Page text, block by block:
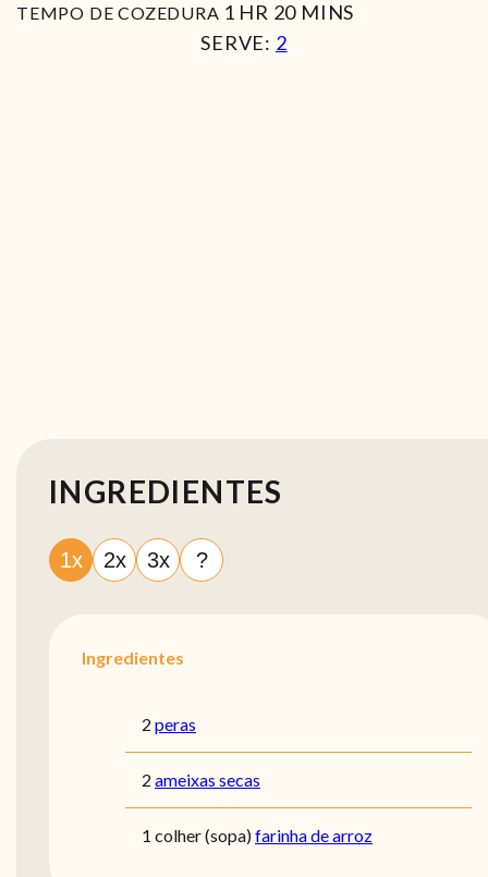
TEMPO DE COZEDURA 1 HORA
HR 20MIN
MINS
SERVE: 2
INGREDIENTES
1x 2x 3x ?
Ingredientes
2 peras
2 ameixas secas
1 colher (sopa)farinha de arroz